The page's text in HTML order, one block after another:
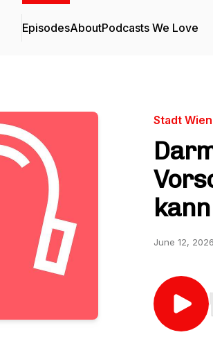
EpisodesAboutPodcasts We Love
Stadt
kann
June 12, 2026